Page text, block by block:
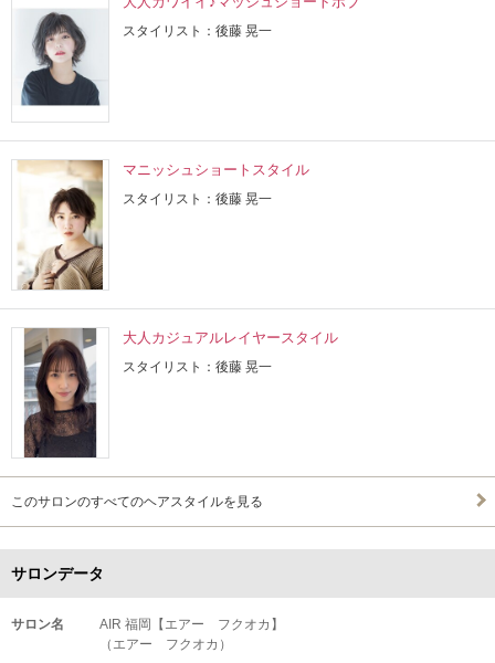
スタイリスト：後藤 晃一
マニッシュショートスタイル
スタイリスト：後藤 晃一
大人カジュアルレイヤースタイル
スタイリスト：後藤 晃一
このサロンのすべてのヘアスタイルを見る
サロンデータ
サロン名
AIR 福岡【エアー フクオカ】
（エアー フクオカ）